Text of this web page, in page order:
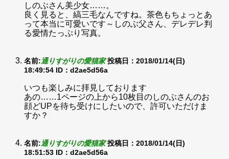
しのぶさん美少女……。
良く見ると、縞三毛なんですね。茶色もちょっとあ
って本当に可愛いです～しのぶ父さん、デレデレ判
る愛情たっぷり写真。
名前:通りすがりの愛猫家 投稿日：2018/01/14(日)
18:49:54 ID：d2ae5d56a
いつも楽しみに拝見しております
あの……1ページの上から10枚目のしのぶさんのお
顔どUPを待ち受けにしたいので、許可いただけま
すか？
名前:通りすがりの愛猫家 投稿日：2018/01/14(日)
18:51:53 ID：d2ae5d56a